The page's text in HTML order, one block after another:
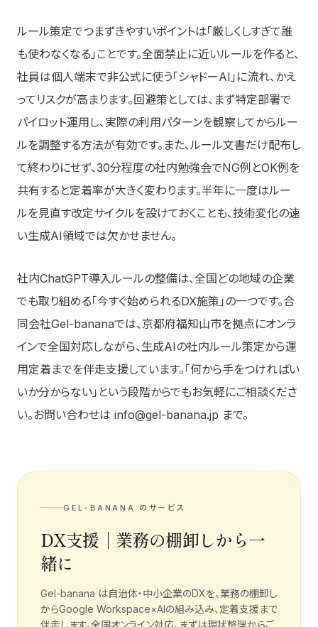
ルール策定でつまずきやすいポイントは「厳しくしすぎて誰
も使わなくなる」ことです。全面禁止に近いルールを作ると、
社員は個人端末で非公式に使う「シャドーAI」に流れ、かえ
ってリスクが高まります。回避策としては、まず特定部署で
パイロット運用し、実際の利用パターンを観察してからルー
ルを調整する方法が有効です。また、ルール文書だけ配布し
て終わりにせず、30分程度の社内勉強会でNG例とOK例を
共有すると定着率が大きく変わります。半年に一度はルー
ルを見直す改定サイクルを設けておくことも、技術変化の速
い生成AI領域では欠かせません。
社内ChatGPT導入ルールの整備は、全国どの地域の企業
でも取り組める「今すぐ始められるDX施策」の一つです。合
同会社Gel-bananaでは、京都府福知山市を拠点にオンラ
インで全国対応しながら、生成AIの社内ルール策定から運
用定着までを伴走支援しています。「何から手をつければい
いか分からない」という段階からでもお気軽にご相談くださ
い。お問い合わせは info@gel-banana.jp まで。
GEL-BANANA のサービス
DX支援｜業務の棚卸しから一
緒に
Gel-banana は自治体・中小企業のDXを、業務の棚卸し
からGoogle Workspace×AIの組み込み、定着支援まで
伴走します。全国オンライン対応、まずは現状整理からご